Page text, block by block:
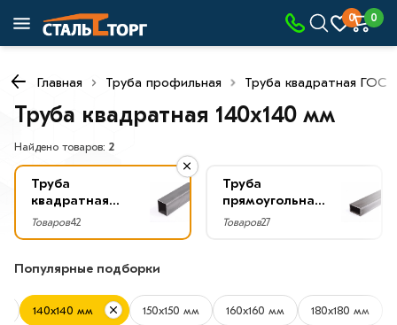
0 0
Главная Труба профильная Труба квадратная ГОСТ
Труба квадратная 140х140 мм
Найдено товаров: 2
Труба
квадратная
ГОСТ
Товаров42
Труба
прямоугольная
ГОСТ
Товаров27
Популярные подборки
140х140 мм 150х150 мм 160х160 мм 180х180 мм
Фильтры
×
Со
скидкой
Цена
руб.